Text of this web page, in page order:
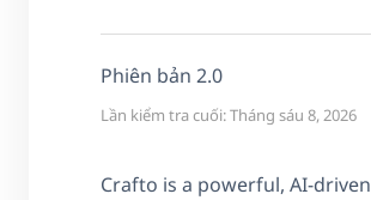
Phiên bản 2.0
Lần kiểm tra cuối: Tháng sáu 8, 2026
Crafto is a powerful, AI-driven